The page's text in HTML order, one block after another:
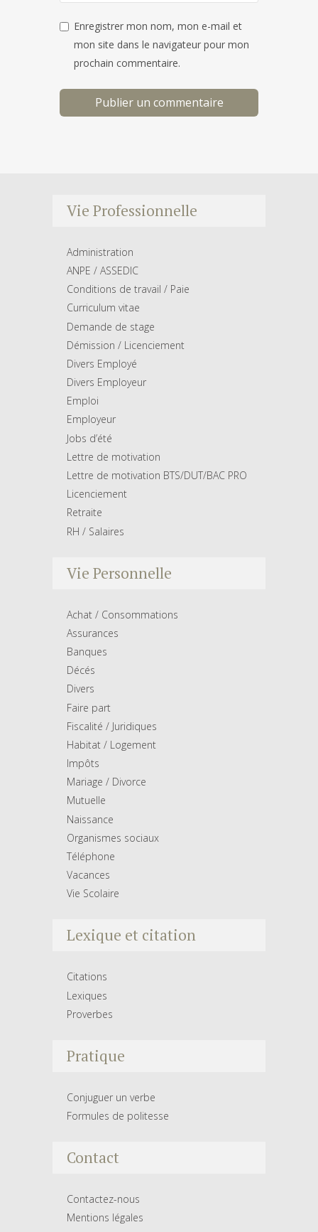
Enregistrer mon nom, mon e-mail et
mon site dans le navigateur pour mon
prochain commentaire.
Vie Professionnelle
Administration
ANPE / ASSEDIC
Conditions de travail / Paie
Curriculum vitae
Demande de stage
Démission / Licenciement
Divers Employé
Divers Employeur
Emploi
Employeur
Jobs d’été
Lettre de motivation
Lettre de motivation BTS/DUT/BAC PRO
Licenciement
Retraite
RH / Salaires
Vie Personnelle
Achat / Consommations
Assurances
Banques
Décés
Divers
Faire part
Fiscalité / Juridiques
Habitat / Logement
Impôts
Mariage / Divorce
Mutuelle
Naissance
Organismes sociaux
Téléphone
Vacances
Vie Scolaire
Lexique et citation
Citations
Lexiques
Proverbes
Pratique
Conjuguer un verbe
Formules de politesse
Contact
Contactez-nous
Mentions légales